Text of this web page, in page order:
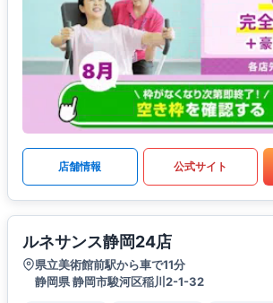
店舗情報 公式サイト
ルネサンス静岡24店
県立美術館前駅から車で11分
静岡県 静岡市駿河区稲川2-1-32